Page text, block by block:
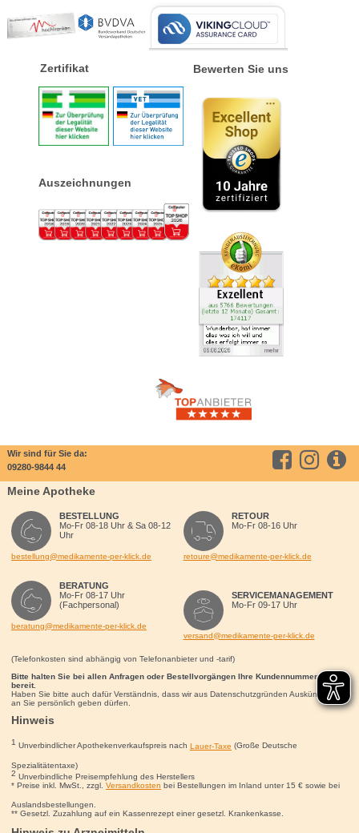
Zertifikat
Auszeichnungen
Bewerten Sie uns
Wir sind für Sie da:
09280-9844 44
Meine Apotheke
BESTELLUNG
Mo-Fr 08-18 Uhr & Sa 08-12
Uhr
bestellung@medikamente-per-klick.de
BERATUNG
Mo-Fr 08-17 Uhr
(Fachpersonal)
beratung@medikamente-per-klick.de
RETOUR
Mo-Fr 08-16 Uhr
retoure@medikamente-per-klick.de
SERVICEMANAGEMENT
Mo-Fr 09-17 Uhr
versand@medikamente-per-klick.de
(Telefonkosten sind abhängig von Telefonanbieter und -tarif)
Bitte halten Sie bei allen Anfragen oder Bestellvorgängen Ihre Kundennummer für uns
bereit.
Haben Sie bitte auch dafür Verständnis, dass wir aus Datenschutzgründen Auskünfte nur
an Sie persönlich geben dürfen.
Hinweis
1 Unverbindlicher Apothekenverkaufspreis nach Lauer-Taxe (Große Deutsche
Spezialitätentaxe)
2 Unverbindliche Preisempfehlung des Herstellers
* Preise inkl. MwSt., zzgl. Versandkosten bei Bestellungen im Inland unter 15 €sowie bei
Auslandsbestellungen.
** Gesetzl. Zuzahlung auf ein Kassenrezept einer gesetzl. Krankenkasse.